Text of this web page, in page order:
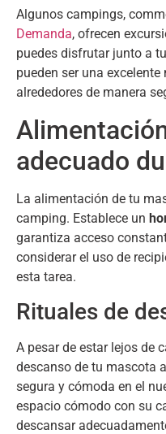
Algunos campings,
Demanda, ofrecen
puedes disfrutar junto a
pueden ser una
alrededores de manera
adecuado
La alimentación de tu
camping. Establece un
garantiza acceso
considerar el uso de
esta tarea.
Rituales de
A pesar de estar lejos de
descanso de tu mascota
segura y cómoda en el
espacio cómodo con su
descansar